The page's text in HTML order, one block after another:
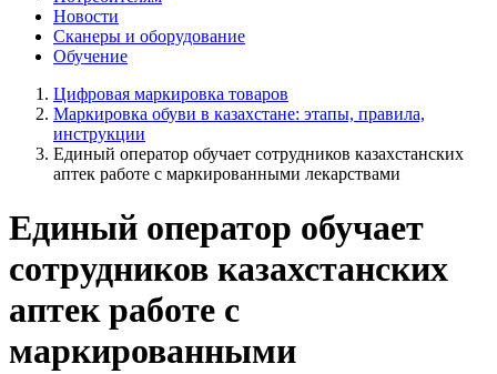
Новости
Сканеры и оборудование
Обучение
Цифровая маркировка товаров
Маркировка обуви в казахстане: этапы, правила,
инструкции
Единый оператор обучает сотрудников казахстанских
аптек работе с маркированными лекарствами
Единый оператор обучает
сотрудников казахстанских
аптек работе с
маркированными